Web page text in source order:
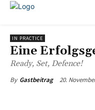
IN PRACTICE
Eine
Ready, Set, Defence!
By Gastbeitrag 20.